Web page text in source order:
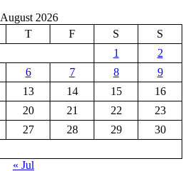
August 2026
T F S
S
1
2
6 7 8
9
13 14 15
16
20 21 22
23
27 28 29
30
« Jul